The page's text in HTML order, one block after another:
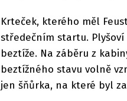
Krteček, kterého měl
středečním startu.
beztíže. Na záběru z
beztížného stavu volně
jen šňůrka, na které byl